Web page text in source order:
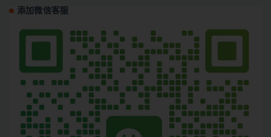
添加微信客服